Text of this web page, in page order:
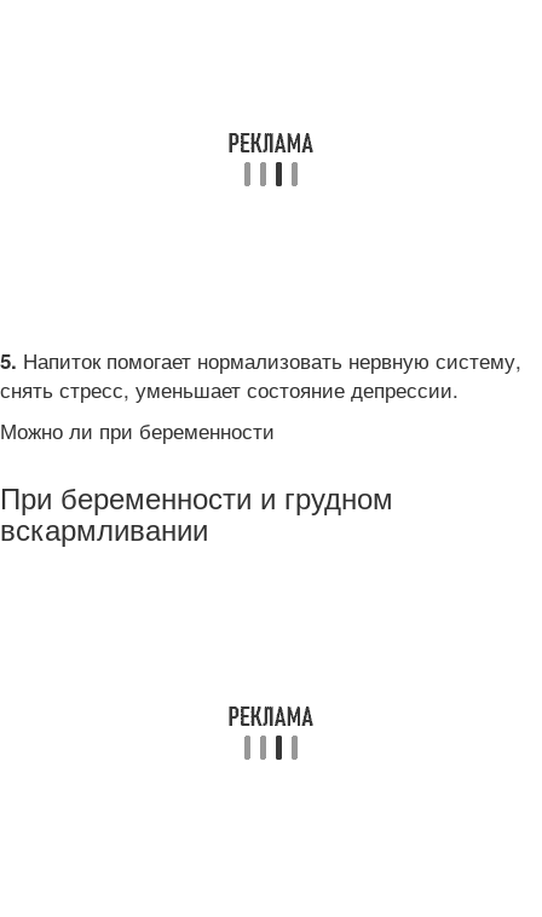
5. Напиток помогает нормализовать нервную систему,
снять стресс, уменьшает состояние депрессии.
Можно ли при беременности
При беременности и грудном
вскармливании